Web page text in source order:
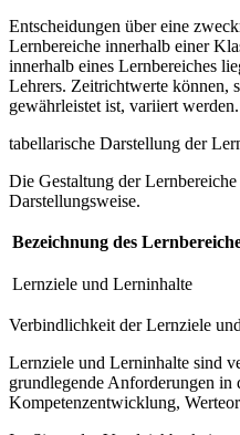
Entscheidungen über eine
Lernbereiche innerhalb einer
innerhalb eines Lernbereiches
Lehrers. Zeitrichtwerte können,
gewährleistet ist, variiert werden.
tabellarische Darstellung der
Die Gestaltung der
Darstellungsweise.
Bezeichnung des
Lernziele und Lerninhalte
Verbindlichkeit der Lernziele
Lernziele und Lerninhalte sind
grundlegende Anforderungen in
Kompetenzentwicklung,